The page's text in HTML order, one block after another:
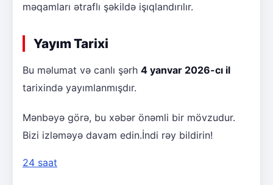
məqamları ətraflı şəkildə işıqlandırılır.
Yayım Tarixi
Bu məlumat və canlı şərh 4 yanvar 2026-cı il
tarixində yayımlanmışdır.
Mənbəyə görə, bu xəbər önəmli bir mövzudur.
Bizi izləməyə davam edin.İndi rəy bildirin!
24 saat